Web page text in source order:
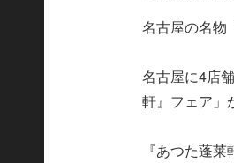
名古屋の名物
名古屋に4店
軒』フェア」
『あつた蓬